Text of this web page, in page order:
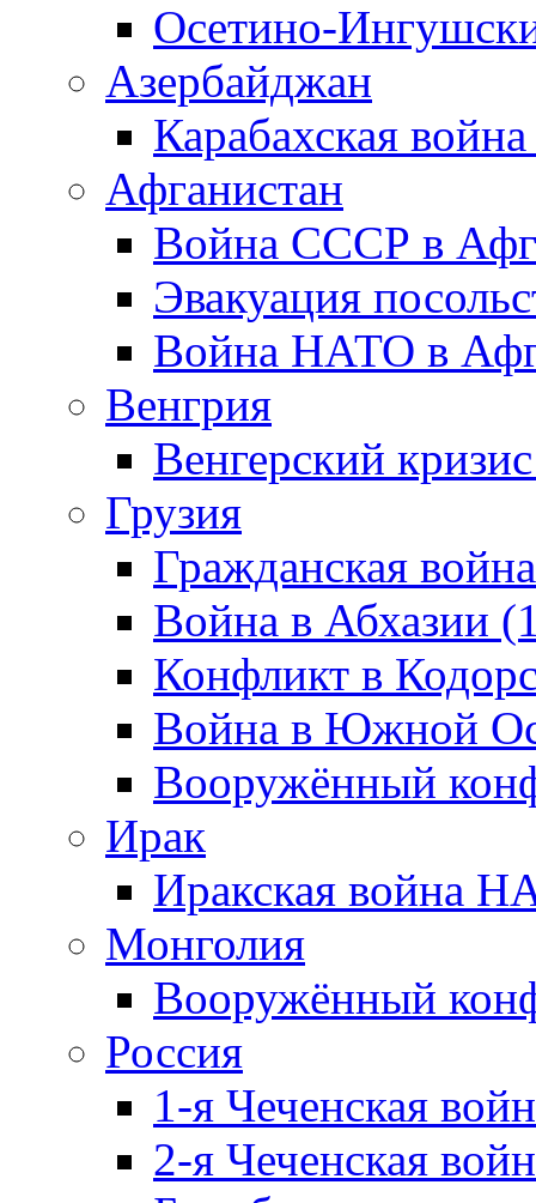
Осетино-
Азербайджан
Карабахская
Афганистан
Война СССР в
Эвакуация
Война НАТО в
Венгрия
Венгерский
Грузия
Гражданская
Война в Абхазии
Конфликт в
Война в Южной
Вооружённый
Ирак
Иракская война
Монголия
Вооружённый
Россия
1-я Чеченская
2-я Чеченская